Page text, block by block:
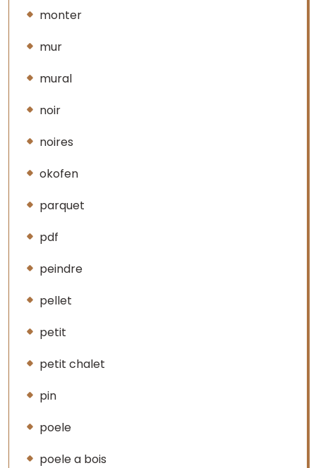
monter
mur
mural
noir
noires
okofen
parquet
pdf
peindre
pellet
petit
petit chalet
pin
poele
poele a bois